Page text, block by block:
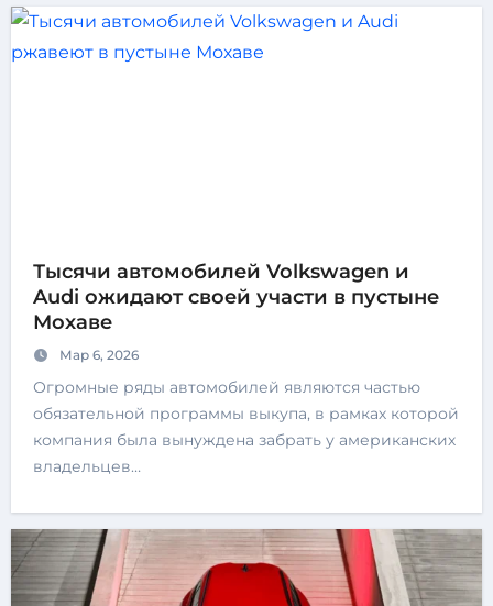
Тысячи автомобилей Volkswagen и
Audi ожидают своей участи в пустыне
Мохаве
Мар 6, 2026
Огромные ряды автомобилей являются частью
обязательной программы выкупа, в рамках которой
компания была вынуждена забрать у американских
владельцев…